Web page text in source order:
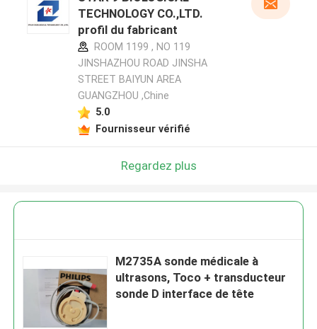
TECHNOLOGY CO.,LTD.
profil du fabricant
ROOM 1199 , NO 119
JINSHAZHOU ROAD JINSHA
STREET BAIYUN AREA
GUANGZHOU ,Chine
5.0
Fournisseur vérifié
Regardez plus
M2735A sonde médicale à
ultrasons, Toco + transducteur
sonde D interface de tête